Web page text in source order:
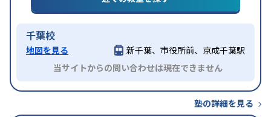
千葉校
地図を見る
新千葉、市役所前、京成千葉駅
当サイトからの問い合わせは現在できません
塾の詳細を見る